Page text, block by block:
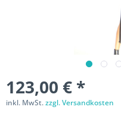
123,00 € *
inkl. MwSt.zzgl. Versandkosten